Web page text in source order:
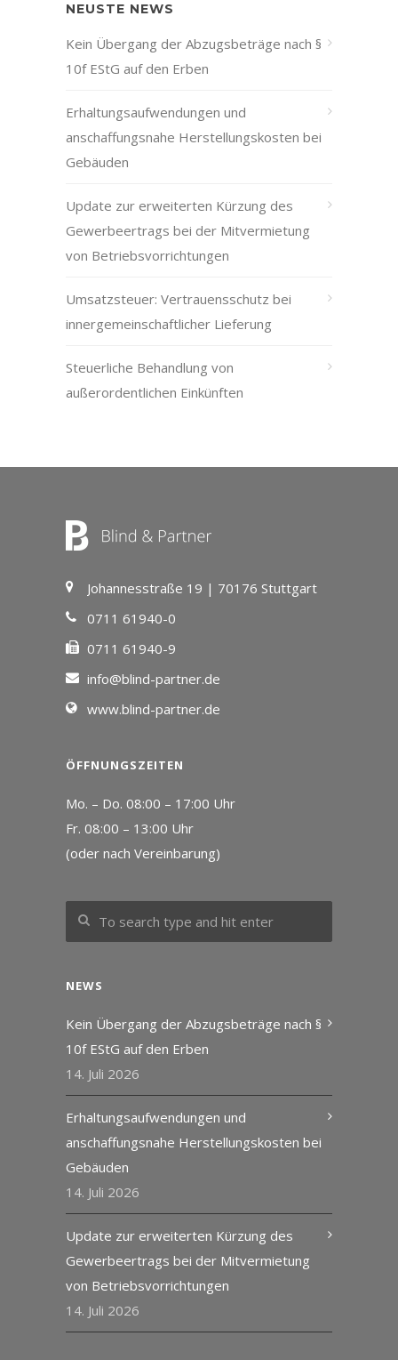
NEUSTE NEWS
Kein Übergang der Abzugsbeträge nach §
10f EStG auf den Erben
Erhaltungsaufwendungen und
anschaffungsnahe Herstellungskosten bei
Gebäuden
Update zur erweiterten Kürzung des
Gewerbeertrags bei der Mitvermietung
von Betriebsvorrichtungen
Umsatzsteuer: Vertrauensschutz bei
innergemeinschaftlicher Lieferung
Steuerliche Behandlung von
außerordentlichen Einkünften
Johannesstraße 19 | 70176 Stuttgart
0711 61940-0
0711 61940-9
info@blind-partner.de
www.blind-partner.de
ÖFFNUNGSZEITEN
Mo. – Do. 08:00 – 17:00 Uhr
Fr. 08:00 – 13:00 Uhr
(oder nach Vereinbarung)
NEWS
Kein Übergang der Abzugsbeträge nach §
10f EStG auf den Erben
14. Juli 2026
Erhaltungsaufwendungen und
anschaffungsnahe Herstellungskosten bei
Gebäuden
14. Juli 2026
Update zur erweiterten Kürzung des
Gewerbeertrags bei der Mitvermietung
von Betriebsvorrichtungen
14. Juli 2026